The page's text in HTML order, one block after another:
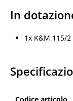
In
1x K&M 115/